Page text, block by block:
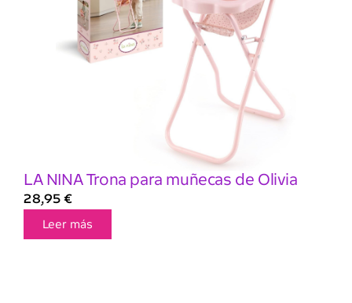
LA NINA Trona para muñecas de Olivia
28,95 €
Leer más